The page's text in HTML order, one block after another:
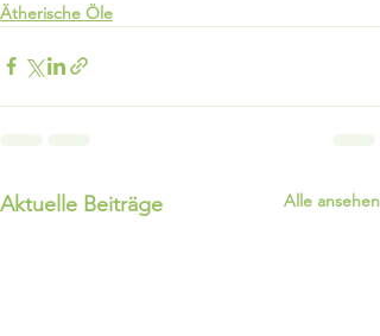
Ätherische Öle
Aktuelle Beiträge Alle ansehen